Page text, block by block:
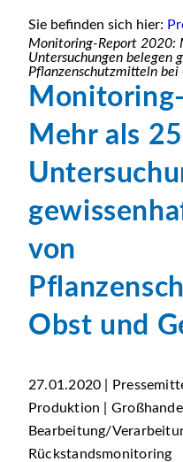
Sie befinden sich hier:
Monitoring-Report 2020:
Untersuchungen belegen
Pflanzenschutzmitteln bei
Mehr als
von
Obst und
27.01.2020 |
Produktion | Großhandel
Bearbeitung/
Rückstandsmonitoring